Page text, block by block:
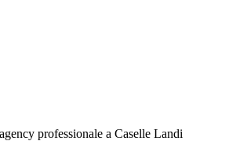
professionale a Caselle Landi